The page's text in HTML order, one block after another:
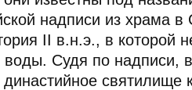
надписи из храма
II в.н.э., в которой
Судя по надписи,
династийное святилище